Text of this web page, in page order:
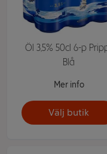
Öl 3,5% 50cl 6-p
Blå
Mer info
Välj butik